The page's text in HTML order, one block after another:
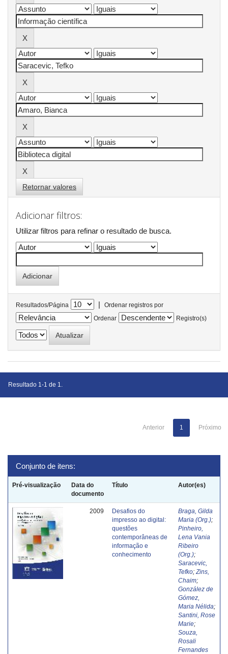
Retornar valores
Adicionar filtros:
Utilizar filtros para refinar o resultado de busca.
Resultados/Página |
Ordenar registros por
Ordenar
Registro(s)
Resultado 1-1 de 1.
Anterior 1 Próximo
Conjunto de itens:
Pré-visualização
Data do
documento
Título Autor(es)
2009
Desafios do
impresso ao digital:
questões
contemporâneas de
informação e
conhecimento
Braga, Gilda
Maria (Org.);
Pinheiro,
Lena Vania
Ribeiro
(Org.);
Saracevic,
Tefko; Zins,
Chaim;
González de
Gómez,
Maria Nélida;
Santini, Rose
Marie;
Souza,
Rosali
Fernandes